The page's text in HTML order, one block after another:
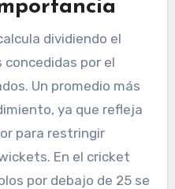
dividiendo el
por el
Un promedio más
ya que refleja
para restringir
En el cricket
por debajo de 25 se